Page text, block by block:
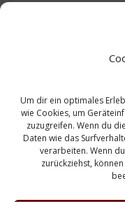
Um dir ein optimales
wie Cookies, um
zuzugreifen. Wenn du
Daten wie das
verarbeiten. Wenn
zurückziehst,
Sanierung SBS
Sicherung SIEM
Update Upgrade
VMWare